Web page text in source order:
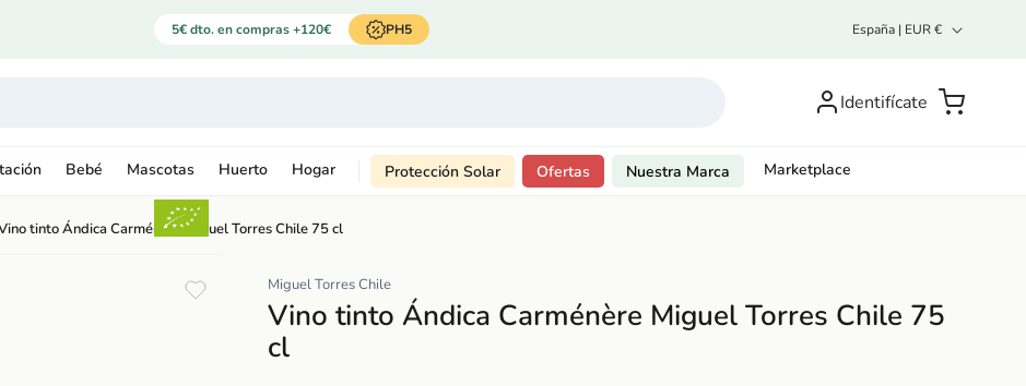
5€ dto. en compras +120€ PH5
/
g
España | EUR €
Identifícate
sesión o
Carrito
Bebé Mascotas Huerto Hogar Protección Solar Ofertas Nuestra Marca Marketplace
tinto Ándica Carménère Miguel Torres Chile 75 cl
Miguel Torres Chile
Vino tinto Ándica Carménère Miguel Torres Chile 75
cl